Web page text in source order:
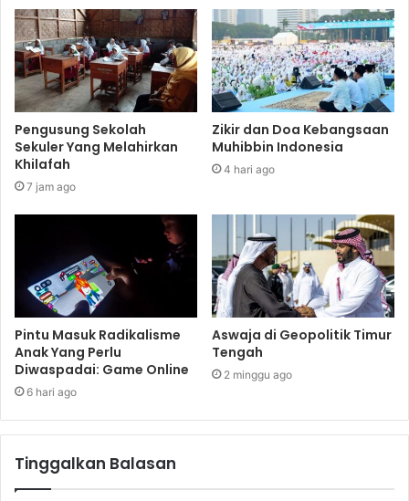
Pengusung Sekolah
Sekuler Yang Melahirkan
Khilafah
7 jam ago
Zikir dan Doa Kebangsaan
Muhibbin Indonesia
4 hari ago
Pintu Masuk Radikalisme
Anak Yang Perlu
Diwaspadai: Game Online
6 hari ago
Aswaja di Geopolitik Timur
Tengah
2 minggu ago
Tinggalkan Balasan